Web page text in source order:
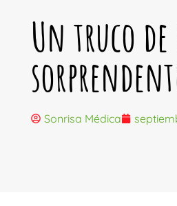
Un truco
Sonrisa Médica